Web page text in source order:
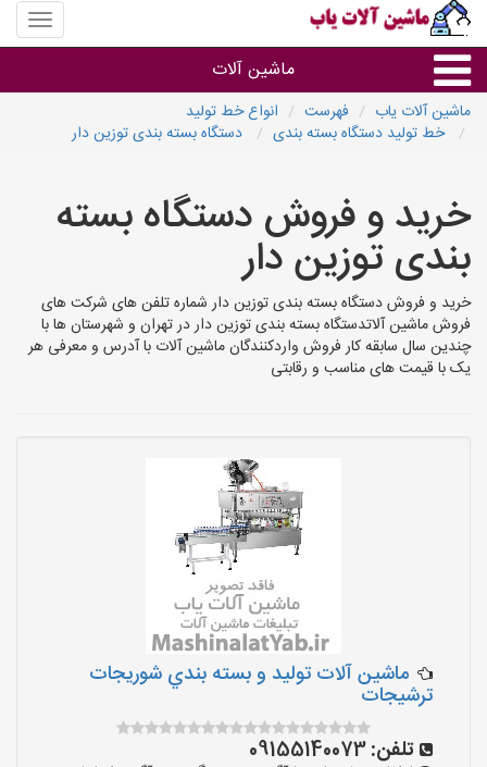
منوی
سایت
آلات
ماشین آلات
ماشین آلات
سایر گروه ها
ماشین آلات
ماشین آلات یاب فهرست
انواع خط تولید
خط تولید دستگاه بسته بندی
دستگاه بسته بندی توزین دار
خرید و فروش دستگاه بسته
بندی توزین دار
خرید و فروش دستگاه بسته بندی توزین دار شماره تلفن های شرکت های
فروش ماشین آلاتدستگاه بسته بندی توزین دار در تهران و شهرستان ها با
چندین سال سابقه کار فروش واردکنندگان ماشین آلات با آدرس و معرفی هر
یک با قیمت های مناسب و رقابتی
ماشین آلات توليد و بسته بندي شوريجات
ترشيجات
تلفن:09155140073